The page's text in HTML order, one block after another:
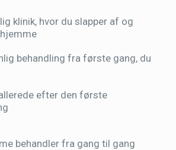
klinik, hvor du slapper af og
behandling fra første gang, du
efter den første
behandler fra gang til gang